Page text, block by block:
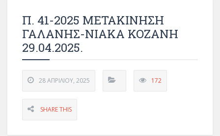
Π. 41-2025 ΜΕΤΑΚΙΝΗΣΗ
ΓΑΛΑΝΗΣ-ΝΙΑΚΑ ΚΟΖΑΝΗ
29.04.2025.
28 ΑΠΡΙΛΊΟΥ, 2025 172
SHARE THIS